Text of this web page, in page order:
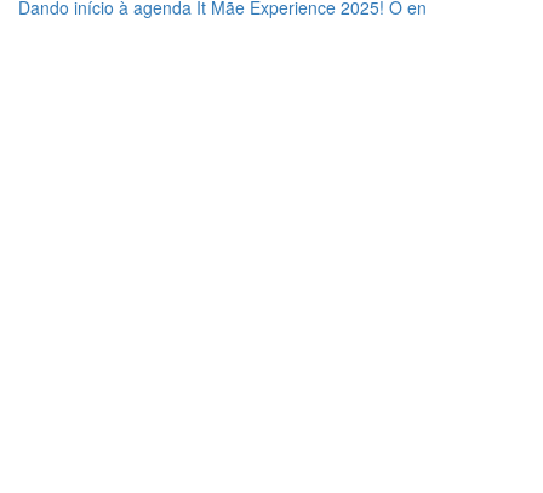
Dando início à agenda It Mãe Experience 2025! O en